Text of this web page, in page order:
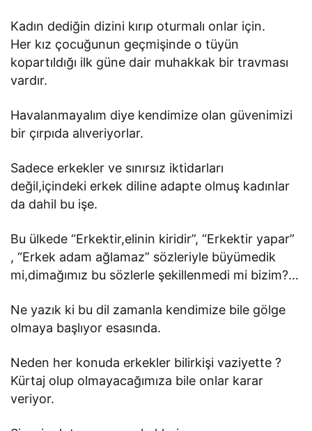
Kadın dediğin dizini kırıp oturmalı onlar için.
Her kız çocuğunun geçmişinde o tüyün
kopartıldığı ilk güne dair muhakkak bir travması
vardır.
Havalanmayalım diye kendimize olan güvenimizi
bir çırpıda alıveriyorlar.
Sadece erkekler ve sınırsız iktidarları
değil,içindeki erkek diline adapte olmuş kadınlar
da dahil bu işe.
Bu ülkede “Erkektir,elinin kiridir”, “Erkektir yapar”
, “Erkek adam ağlamaz” sözleriyle büyümedik
mi,dimağımız bu sözlerle şekillenmedi mi bizim?…
Ne yazık ki bu dil zamanla kendimize bile gölge
olmaya başlıyor esasında.
Neden her konuda erkekler bilirkişi vaziyette ?
Kürtaj olup olmayacağımıza bile onlar karar
veriyor.